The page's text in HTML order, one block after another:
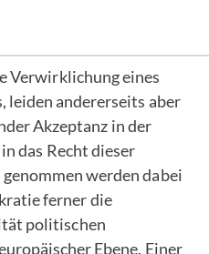
Verwirklichung eines
leiden andererseits aber
Akzeptanz in der
das Recht dieser
werden dabei
ferner die
politischen
Ebene. Einer